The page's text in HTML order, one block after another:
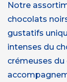
Notre
chocolats
gustatifs
intenses du
crémeuses du